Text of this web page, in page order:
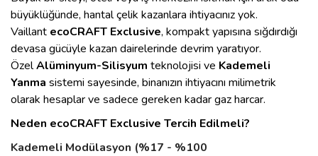
büyüklüğünde, hantal çelik kazanlara ihtiyacınız yok.
Vaillant ecoCRAFT Exclusive, kompakt yapısına sığdırdığı
devasa gücüyle kazan dairelerinde devrim yaratıyor.
ÖzelAlüminyum-Silisyum teknolojisi ve Kademeli
Yanma sistemi sayesinde, binanızın ihtiyacını milimetrik
olarak hesaplar ve sadece gereken kadar gaz harcar.
Neden ecoCRAFT Exclusive Tercih Edilmeli?
Kademeli Modülasyon (%17 - %100